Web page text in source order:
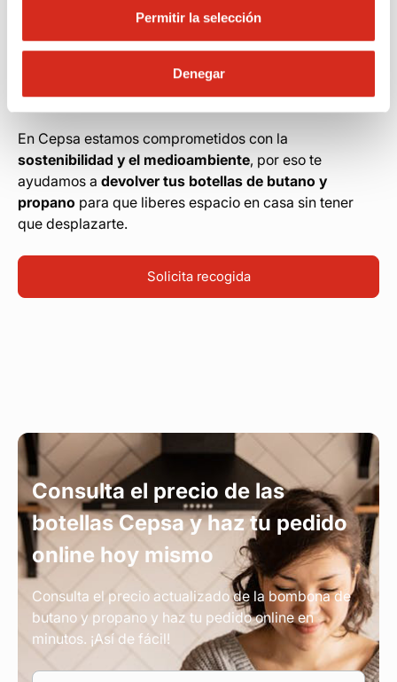
Permitir la selección
Denegar
Recogemos tus botellas vacías cuando ya no
las necesites, para darles una nueva vida
Solicita la recogida de tus
En Cepsa estamos comprometidos con la
sostenibilidad y el medioambiente, por eso te
ayudamos a devolver tus botellas de butano y
propano para que liberes espacio en casa sin tener
que desplazarte.
Solicita recogida
Consulta el precio de las
botellas Cepsa y haz tu pedido
online hoy mismo
Consulta el precio actualizado de la bombona de
butano y propano y haz tu pedido online en
minutos. ¡Así de fácil!